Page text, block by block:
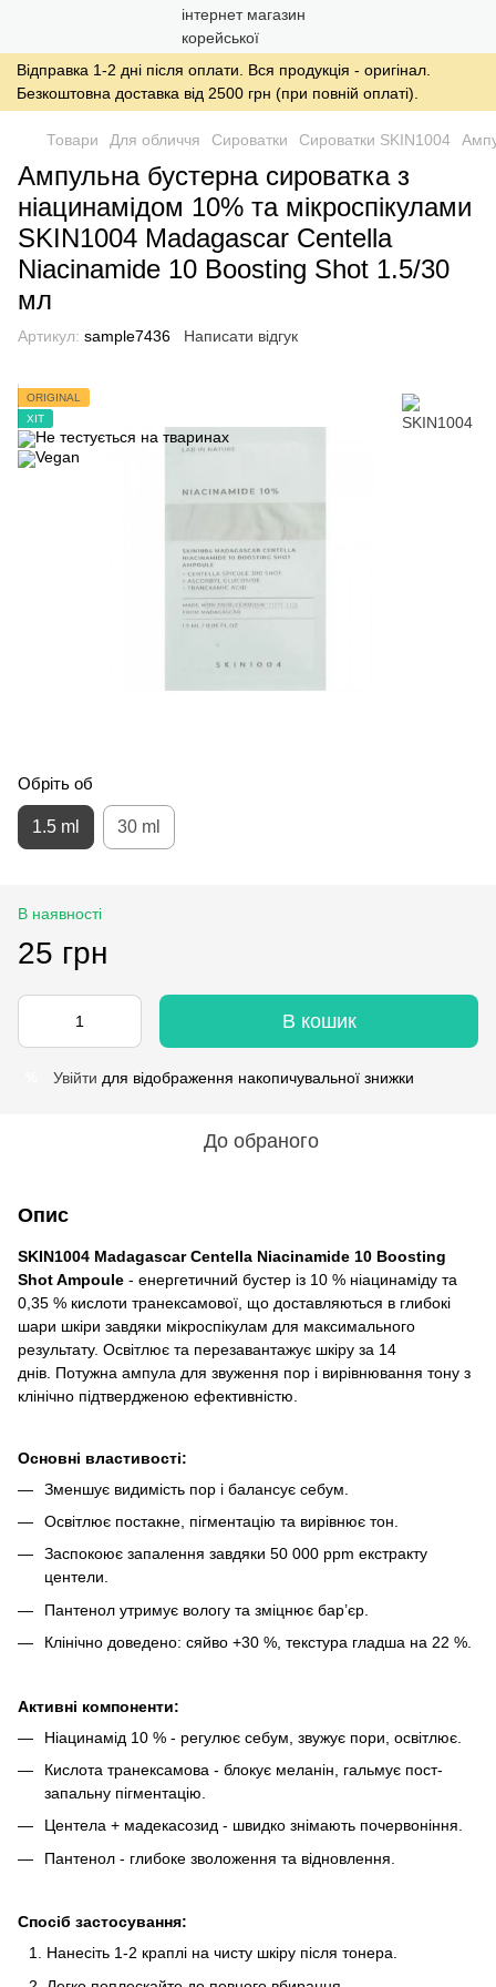
Відправка 1-2 дні після оплати. Вся продукція - оригінал.
Безкоштовна доставка від 2500 грн (при повній оплаті).
Товари Для обличчя Сироватки Сироватки SKIN1004
Ампульна бустерна сироватка з
ніацинамідом 10% та мікроспікулами
SKIN1004 Madagascar Centella
Niacinamide 10 Boosting Shot 1.5/30
мл
Артикул: sample7436 Написати відгук
ORIGINAL
ХІТ
Обріть об
1.5 ml 30 ml
В наявності
25 грн
В кошик
Увійти для відображення накопичувальної знижки
До обраного
Опис
SKIN1004 Madagascar Centella Niacinamide 10 Boosting
Shot Ampoule - енергетичний бустер із 10 % ніацинаміду та
0,35 % кислоти транексамової, що доставляються в глибокі
шари шкіри завдяки мікроспікулам для максимального
результату. Освітлює та перезавантажує шкіру за 14
днів. Потужна ампула для звуження пор і вирівнювання тону з
клінічно підтвердженою ефективністю.
Основні властивості:
Зменшує видимість пор і балансує себум.
Освітлює постакне, пігментацію та вирівнює тон.
Заспокоює запалення завдяки 50 000 ppm екстракту
центели.
Пантенол утримує вологу та зміцнює бар’єр.
Клінічно доведено: сяйво +30 %, текстура гладша на 22 %.
Активні компоненти:
Ніацинамід 10 % - регулює себум, звужує пори, освітлює.
Кислота транексамова - блокує меланін, гальмує пост-
запальну пігментацію.
Центела + мадекасозид - швидко знімають почервоніння.
Пантенол - глибоке зволоження та відновлення.
Спосіб застосування:
Нанесіть 1-2 краплі на чисту шкіру після тонера.